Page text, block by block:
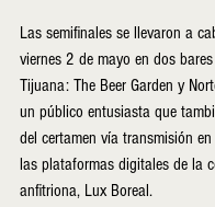
Las semifinales se llevaron a
viernes 2 de mayo en dos
Tijuana: The Beer Garden y
un público entusiasta que
del certamen vía transmisión
las plataformas digitales de la
anfitriona, Lux Boreal.